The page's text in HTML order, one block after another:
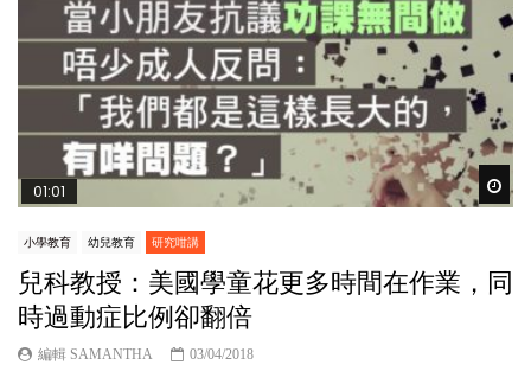
01:01
小學教育 幼兒教育 研究咁講
兒科教授：美國學童花更多時間在作業，同
時過動症比例卻翻倍
編輯 SAMANTHA 03/04/2018